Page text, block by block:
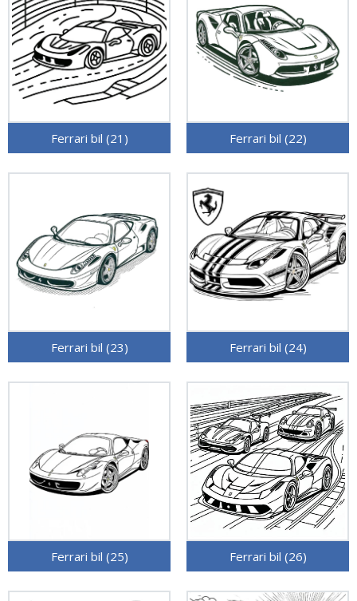
Ferrari bil (21) Ferrari bil (22)
Ferrari bil (23) Ferrari bil (24)
Ferrari bil (25) Ferrari bil (26)